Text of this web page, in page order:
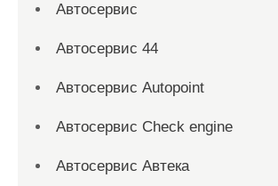
Автосервис
Автосервис 44
Автосервис Autopoint
Автосервис Check engine
Автосервис Автека